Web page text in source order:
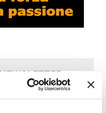
sulle ultime